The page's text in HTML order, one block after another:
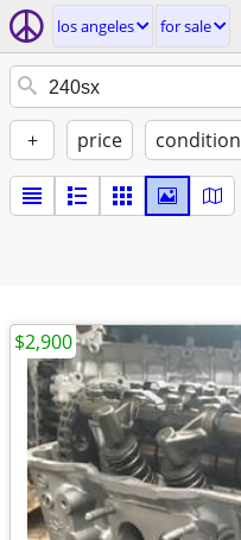
los angeles for sale
+ price condition
$2,900